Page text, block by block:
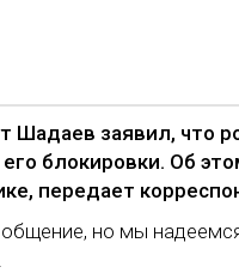
Шадаев заявил, что
блокировки. Об
передает
но мы